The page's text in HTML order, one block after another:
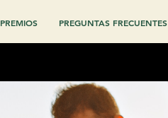
PREMIOS PREGUNTAS FRECUENTES